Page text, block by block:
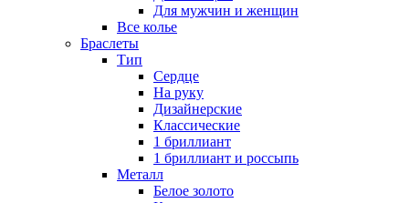
Для мужчин и женщин
Все колье
Браслеты
Тип
Сердце
На руку
Дизайнерские
Классические
1 бриллиант
1 бриллиант и россыпь
Металл
Белое золото